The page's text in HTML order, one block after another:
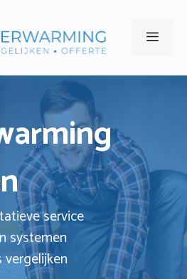
Menu
service
systemen
vergelijken